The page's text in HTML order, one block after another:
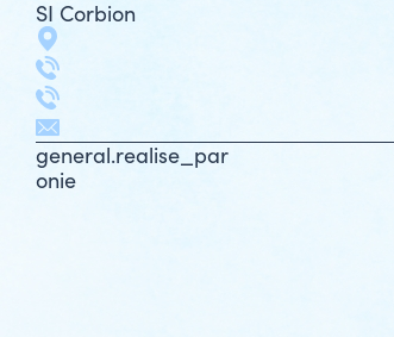
SI Corbion
general.realise_par
onie